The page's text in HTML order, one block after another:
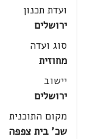
ועדת תכנון
ירושלים
סוג ועדה
מחוזית
יישוב
ירושלים
מקום התוכנית
שכ' בית צפפה